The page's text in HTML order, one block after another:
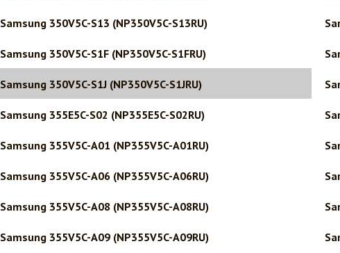
Samsung 350V5C-S13 (NP350V5C-S13RU)
Samsung 350V5C-S1F (NP350V5C-S1FRU)
Samsung 350V5C-S1J (NP350V5C-S1JRU)
Samsung 355E5C-S02 (NP355E5C-S02RU)
Samsung 355V5C-A01 (NP355V5C-A01RU)
Samsung 355V5C-A06 (NP355V5C-A06RU)
Samsung 355V5C-A08 (NP355V5C-A08RU)
Samsung 355V5C-A09 (NP355V5C-A09RU)